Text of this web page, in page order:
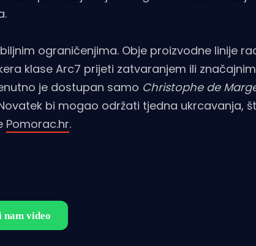
ograničenjima. Obje proizvodne linije
klase Arc7 prijeti zatvaranjem ili značajnim
je dostupan samo Christophe de
bi mogao održati tjedna ukrcavanja,
Pomorac.hr.